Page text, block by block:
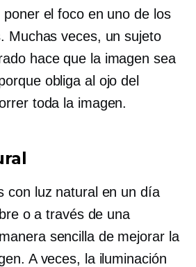
el foco en uno de los
Muchas veces, un sujeto
hace que la imagen sea
obliga al ojo del
toda la imagen.
con luz natural en un día
o a través de una
sencilla de mejorar la
A veces, la iluminación